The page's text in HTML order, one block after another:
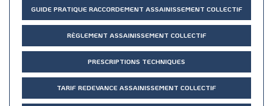
GUIDE PRATIQUE RACCORDEMENT ASSAINISSEMENT COLLECTIF
RÈGLEMENT ASSAINISSEMENT COLLECTIF
PRESCRIPTIONS TECHNIQUES
TARIF REDEVANCE ASSAINISSEMENT COLLECTIF